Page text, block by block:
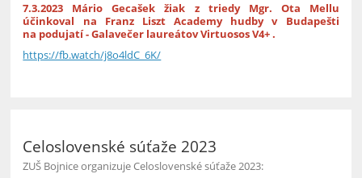
7.3.2023 Mário Gecašek žiak z triedy Mgr. Ota Mellu
účinkoval na Franz Liszt Academy hudby v Budapešti
na podujatí - Galavečer laureátov Virtuosos V4+ .
https://fb.watch/j8o4ldC_6K/
Celoslovenské súťaže 2023
ZUŠ Bojnice organizuje Celoslovenské súťaže 2023: